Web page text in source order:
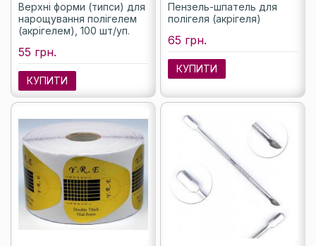
Верхні форми (типси) для
нарощування полігелем
(акрігелем), 100 шт/уп.
55 грн.
КУПИТИ
Пензель-шпатель для
полігеля (акрігеля)
65 грн.
КУПИТИ